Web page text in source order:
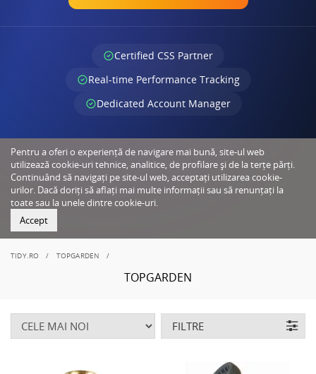
Certified CSS Partner
Real-time Performance Tracking
Dedicated Account Manager
Pentru a oferi o experiență de navigare mai bună, site-ul web
utilizează cookie-uri tehnice, analitice, de profilare și de la terțe părți.
Continuând să navigați pe site-ul web, acceptați utilizarea cookie-
urilor. Dacă doriți să aflați mai multe informații sau să renunțați la
toate sau la unele dintre cookie-uri.
Accept
TIDY.RO TOPGARDEN
TOPGARDEN
FILTRE